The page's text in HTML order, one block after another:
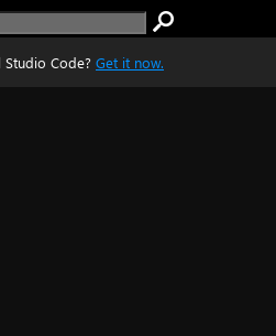
Code? Get it now.